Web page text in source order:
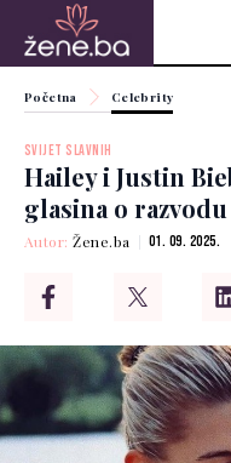
Početna Celebrity
SVIJET SLAVNIH
Hailey i Justin
glasina o
Autor:Žene.ba 01. 09. 2025.